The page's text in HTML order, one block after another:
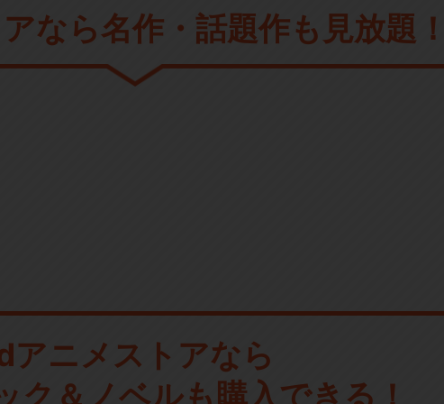
なら名作・話題作も見放題！
アニメストアなら
ク＆ノベルも購入できる！